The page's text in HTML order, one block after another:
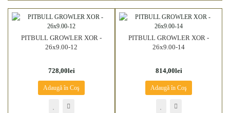
PITBULL GROWLER XOR -
26x9.00-12
728,00lei
Adaugă în Coş
PITBULL GROWLER XOR -
26x9.00-14
814,00lei
Adaugă în Coş